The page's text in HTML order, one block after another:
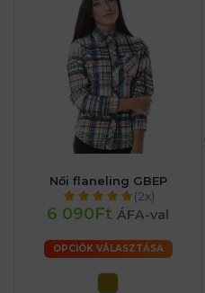
Női flaneling GBEP
(2x)
6 090Ft ÁFA-val
OPCIÓK VÁLASZTÁSA